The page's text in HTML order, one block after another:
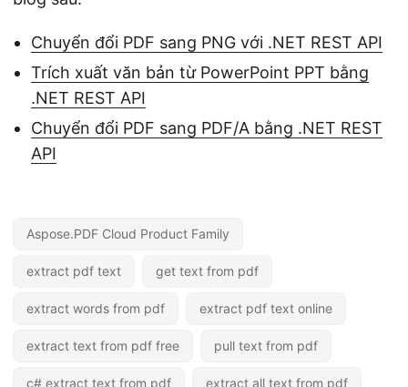
Chuyển đổi PDF sang PNG với .NET REST API
Trích xuất văn bản từ PowerPoint PPT bằng
.NET REST API
Chuyển đổi PDF sang PDF/A bằng .NET REST
API
Aspose.PDF Cloud Product Family
extract pdf text get text from pdf
extract words from pdf extract pdf text online
extract text from pdf free pull text from pdf
c# extract text from pdf extract all text from pdf